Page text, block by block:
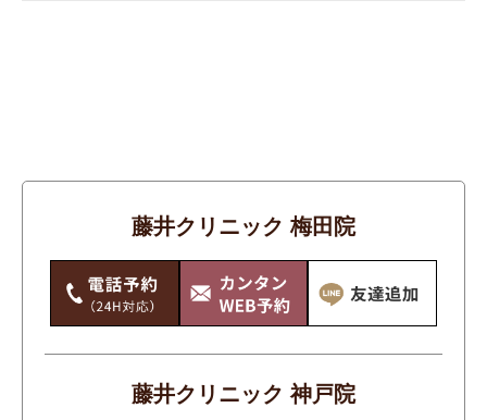
シミ・そばかす・あざ・ほくろ
ニキビ・ニキビ跡
ワキガ・多汗症
唇・口
藤井クリニック 梅田院
藤井クリニック 神戸院